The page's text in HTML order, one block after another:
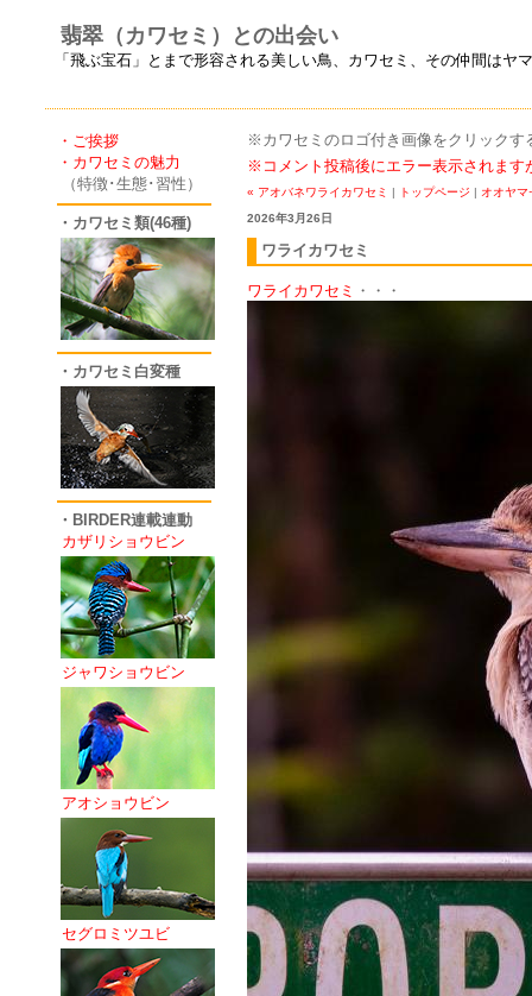
翡翠（カワセミ）との出会い
「飛ぶ宝石」とまで形容される美しい鳥、カワセミ、その仲間は
・ご挨拶
・カワセミの魅力
（特徴･生態･習性）
・カワセミ類(46種)
・カワセミ白変種
・BIRDER連載連動
カザリショウビン
ジャワショウビン
アオショウビン
セグロミツユビ
※カワセミのロゴ付き画像をクリックす
※コメント投稿後にエラー表示されます
« アオバネワライカワセミ | トップページ | オオヤマ
2026年3月26日
ワライカワセミ
ワライカワセミ ・・・